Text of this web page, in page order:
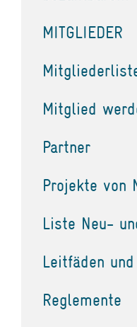
MITGLIEDER
Mitglied
Partner
Projekte von
Liste Neu-
Leitfäden
Reglemente